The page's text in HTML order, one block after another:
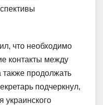
что необходимо
контакты между
продолжать
подчеркнул,
украинского